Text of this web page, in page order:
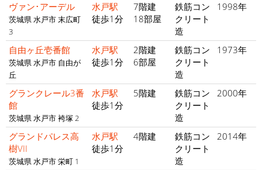
ヴァン･アーデル
茨城県 水戸市 末広町
3
水戸駅
徒歩1分
7階建
18部屋
鉄筋コン
クリート
造
1998年
自由ヶ丘壱番館
茨城県 水戸市 自由が
丘
水戸駅
徒歩1分
2階建
6部屋
鉄筋コン
クリート
造
1973年
グランクレール3番
館
茨城県 水戸市 袴塚 2
水戸駅
徒歩1分
5階建
鉄筋コン
クリート
造
2000年
グランドパレス高
樹VII
茨城県 水戸市 栄町 1
水戸駅
徒歩1分
4階建
鉄筋コン
クリート
造
2014年